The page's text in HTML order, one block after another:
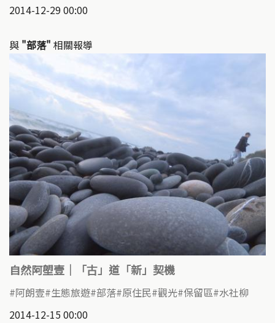
2014-12-29 00:00
與 "部落" 相關報導
自然阿塱壹｜「古」道「新」契機
阿朗壹 生態旅遊 部落 原住民 觀光 保留區 水社柳
2014-12-15 00:00